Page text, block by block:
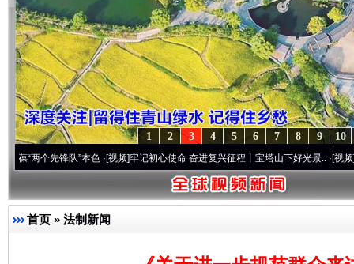
10
9
8
7
6
5
4
3
2
1
锋队”本色·[视频]牢记初心使命 奋进复兴征程丨宝塔山下好光景..·[视频]因党而生
首页 » 法制新闻